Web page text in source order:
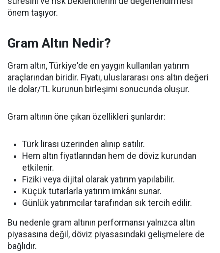
önem taşıyor.
Gram Altın Nedir?
Gram altın, Türkiye'de en yaygın kullanılan yatırım
araçlarından biridir. Fiyatı, uluslararası ons altın değeri
ile dolar/TL kurunun birleşimi sonucunda oluşur.
Gram altının öne çıkan özellikleri şunlardır:
Türk lirası üzerinden alınıp satılır.
Hem altın fiyatlarından hem de döviz kurundan
etkilenir.
Fiziki veya dijital olarak yatırım yapılabilir.
Küçük tutarlarla yatırım imkânı sunar.
Günlük yatırımcılar tarafından sık tercih edilir.
Bu nedenle gram altının performansı yalnızca altın
piyasasına değil, döviz piyasasındaki gelişmelere de
bağlıdır.